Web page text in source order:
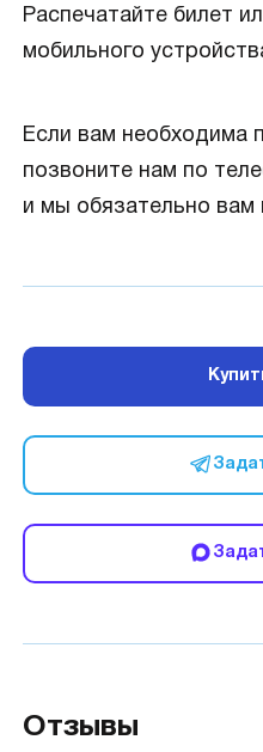
Распечатайте билет
мобильного
Если вам необходима
позвоните нам по
и мы обязательно
Отзывы